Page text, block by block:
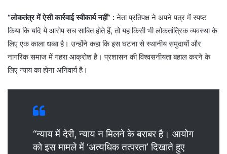
“लोकतंत्र में ऐसी कार्रवाई स्वीकार्य नहीं” :नेता प्रतिपक्ष ने अपने पत्र में स्पष्ट
किया कि यदि ये आरोप सच साबित होते हैं, तो यह किसी भी लोकतांत्रिक व्यवस्था के
लिए एक काला धब्बा है। उन्होंने कहा कि इस घटना से स्थानीय समुदायों और
नागरिक समाज में गहरा आक्रोश है। प्रशासन की विश्वसनीयता बहाल करने के
लिए न्याय का होना अनिवार्य है।
“न्याय में देरी, न्याय न मिलने के बराबर है। आयोग
को इस मामले में ‘अत्यधिक तत्परता’ दिखाते हुए